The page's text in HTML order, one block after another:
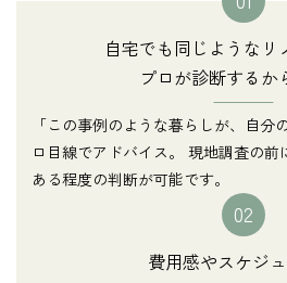
自宅でも同じようなリ
プロが診断するか
「この事例のような暮らしが、自分
ロ目線でアドバイス。 現地調査の前
ある程度の判断が可能です。
02
費用感やスケジ